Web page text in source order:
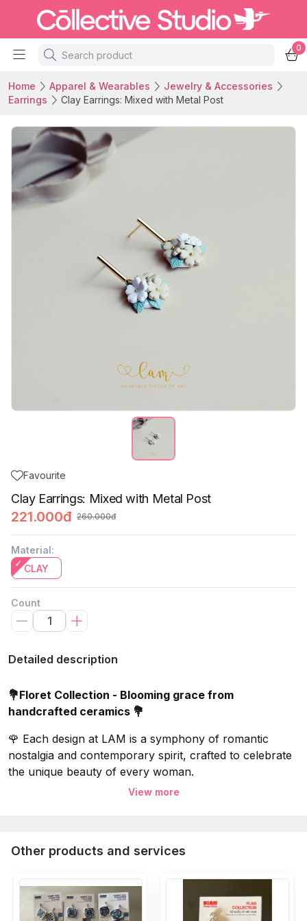
0
Home Apparel & Wearables
Jewelry & Accessories
Earrings
Clay Earrings: Mixed with Metal Post
Favourite
Clay Earrings: Mixed with Metal Post
221.000đ 260.000đ
Material:
CLAY
Count
Detailed description
💐Floret Collection - Blooming grace from
handcrafted ceramics 💐
🌹 Each design at LAM is a symphony of romantic
nostalgia and contemporary spirit, crafted to celebrate
the unique beauty of every woman.
🦋 Guided by the philosophy that "Jewelry is the
bear a deep personal signature.
Specifications:
Variants: Mixed With Bead Drop, Mixed With
View more
Other products and services